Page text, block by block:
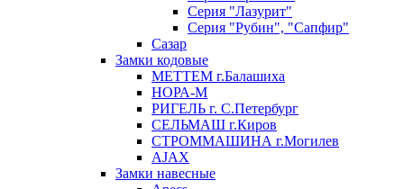
Серия "Лазурит"
Серия "Рубин", "Сапфир"
Сазар
Замки кодовые
МЕТТЕМ г.Балашиха
НОРА-М
РИГЕЛЬ г. С.Петербург
СЕЛЬМАШ г.Киров
СТРОММАШИНА г.Могилев
AJAX
Замки навесные